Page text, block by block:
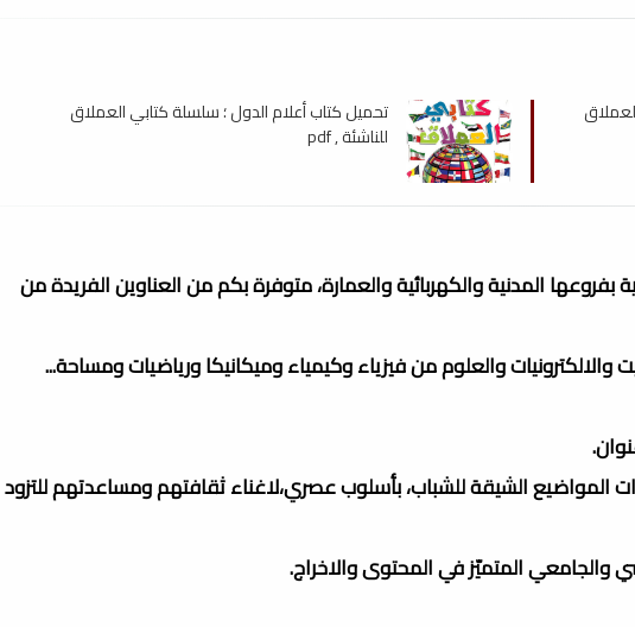
تحميل كتاب أعلام الدول ؛ سلسلة كتابي العملاق
للناشئة , pdf
المدنية والكهربائية والعمارة، متوفرة بكم من العناوين الفريدة من
والالكترونيات والعلوم من فيزياء وكيمياء وميكانيكا ورياضيات ومساحة...
الشيقة للشباب، بأسلوب عصري،لاغناء ثقافتهم ومساعدتهم للتزود
والجامعي المتميّز في المحتوى والاخراج.